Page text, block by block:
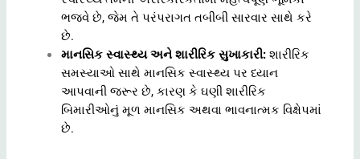
ભજવે છે, જેમ તે પરંપરાગત તબીબી સારવાર સાથે કરે
છે.
માનસિક સ્વાસ્થ્ય અને શારીરિક સુખાકારી: શારીરિક
સમસ્યાઓ સાથે માનસિક સ્વાસ્થ્ય પર ધ્યાન
આપવાની જરૂર છે, કારણ કે ઘણી શારીરિક
બિમારીઓનું મૂળ માનસિક અથવા ભાવનાત્મક વિક્ષેપમાં
છે.